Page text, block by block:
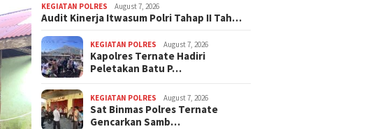
KEGIATAN POLRES August 7, 2026
Audit Kinerja Itwasum Polri Tahap II Tah…
KEGIATAN POLRES August 7, 2026
Kapolres Ternate Hadiri
Peletakan Batu P…
KEGIATAN POLRES August 7, 2026
Sat Binmas Polres Ternate
Gencarkan Samb…